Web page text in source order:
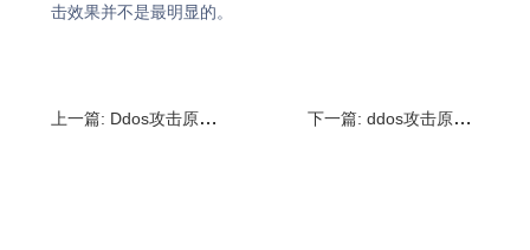
击效果并不是最明显的。
上一篇: Ddos攻击原理是什么?DDOS攻击方式 下一篇:ddos攻击原理是什么?DDoS攻击使用的常用工具